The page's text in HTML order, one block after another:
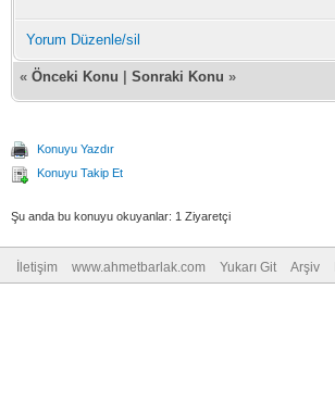
Yorum Düzenle/sil
« Önceki Konu Sonraki Konu »
Konuyu Yazdır
Konuyu Takip Et
Şu anda bu konuyu okuyanlar: 1 Ziyaretçi
İletişim www.ahmetbarlak.com Yukarı Git Arşiv